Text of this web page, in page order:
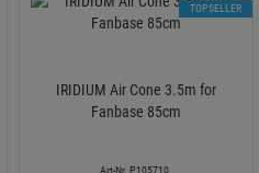
IRIDIUM Air Cone 3.5m for
Fanbase 85cm
Art-Nr. P105710
TOPSELLER